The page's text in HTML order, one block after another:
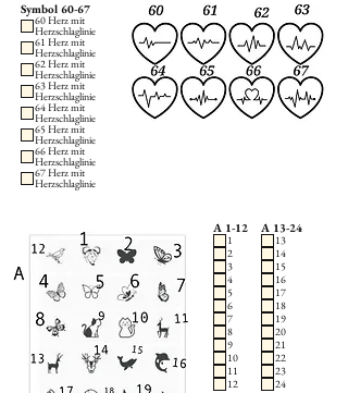
Symbol 60-67
60 Herz mit
Herzschlaglinie
61 Herz mit
Herzschlaglinie
62 Herz mit
Herzschlaglinie
63 Herz mit
Herzschlaglinie
64 Herz mit
Herzschlaglinie
65 Herz mit
Herzschlaglinie
66 Herz mit
Herzschlaglinie
67 Herz mit
Herzschlaglinie
A 1-12
1
2
3
4
5
6
7
8
9
10
11
12
A 13-24
13
14
15
16
17
18
19
20
21
22
23
24